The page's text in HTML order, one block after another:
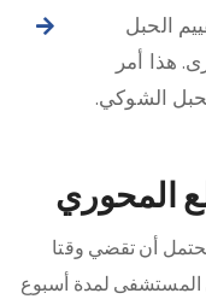
الحبل
هذا أمر
الشوكي.
المحوري
أن تقضي وقتا
المستشفى لمدة أسبوع